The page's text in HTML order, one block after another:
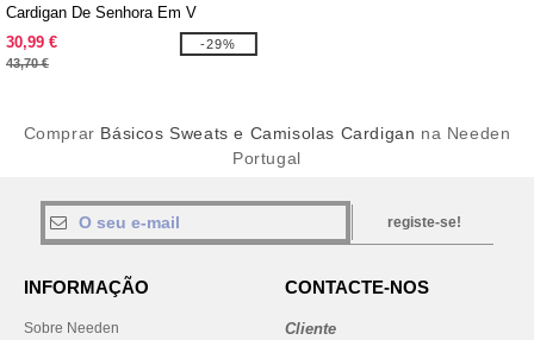
Cardigan De Senhora Em V
30,99 €
43,70 €
-29%
Comprar Básicos Sweats e Camisolas Cardigan na Needen
Portugal
registe-se!
INFORMAÇÃO
Sobre Needen
CONTACTE-NOS
Cliente